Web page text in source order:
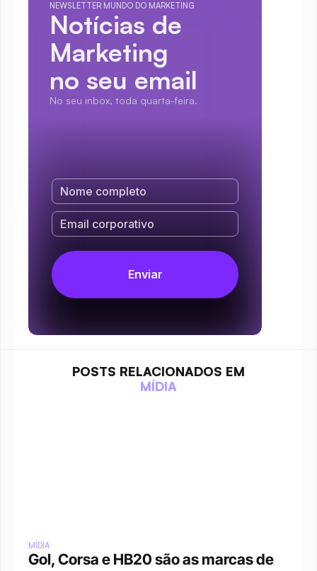
NEWSLETTER MUNDO DO MARKETING
Notícias de
Marketing
no seu email
No seu inbox, toda quarta-feira.
POSTS RELACIONADOS EM
MÍDIA
MÍDIA
Gol, Corsa e HB20 são as marcas de